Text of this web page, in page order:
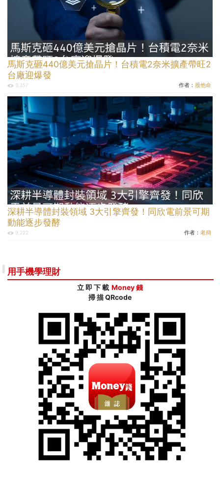
馬斯克砸440億美元搶晶片！台積電2奈米擴產帶旺2
台廠迎爆發
3,357 作者： 股他命
深耕半導體封裝領域 3大引擎齊發！同欣電前景可期
動能逐步發酵
9,222 作者： 老簡
用手機學理財
立 即 下 載 Money 錢
掃 描 QRcode